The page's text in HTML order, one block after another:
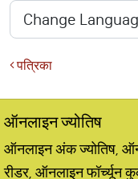
पत्रिका
ऑनलाइन ज्योतिष
ऑनलाइन अंक ज्योतिष,
रीडर, ऑनलाइन फॉर्च्यून